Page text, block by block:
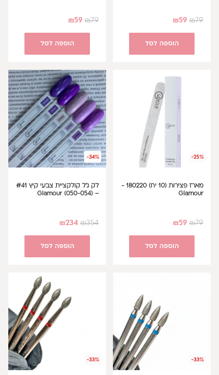
₪79
₪59
הוספה לסל
₪79
₪59
הוספה לסל
-25%
מארז פצירות (10 יח) 180220 -
Glamour
₪79
₪59
הוספה לסל
-34%
לק ג'ל קולקציית צבעי קיץ #41
– Glamour (050-054)
₪354
₪234
הוספה לסל
-33%
-33%